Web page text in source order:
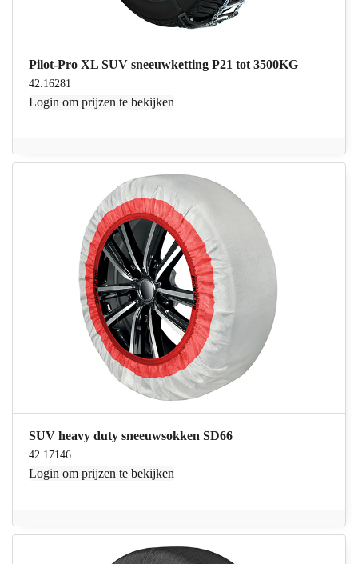
Pilot-Pro XL SUV sneeuwketting P21 tot 3500KG
42.16281
Login om prijzen te bekijken
SUV heavy duty sneeuwsokken SD66
42.17146
Login om prijzen te bekijken